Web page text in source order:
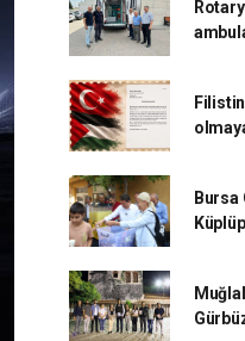
Bursa